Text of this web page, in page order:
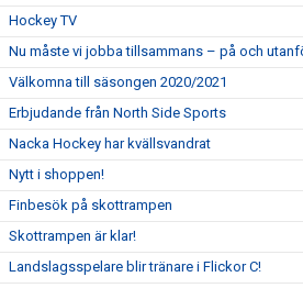
Hockey TV
Nu måste vi jobba tillsammans – på och
Välkomna till säsongen 2020/2021
Erbjudande från North Side Sports
Nacka Hockey har kvällsvandrat
Nytt i shoppen!
Finbesök på skottrampen
Skottrampen är klar!
Landslagsspelare blir tränare i Flickor C!